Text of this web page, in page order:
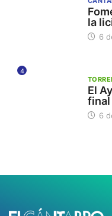
la
6
4
El
final
6